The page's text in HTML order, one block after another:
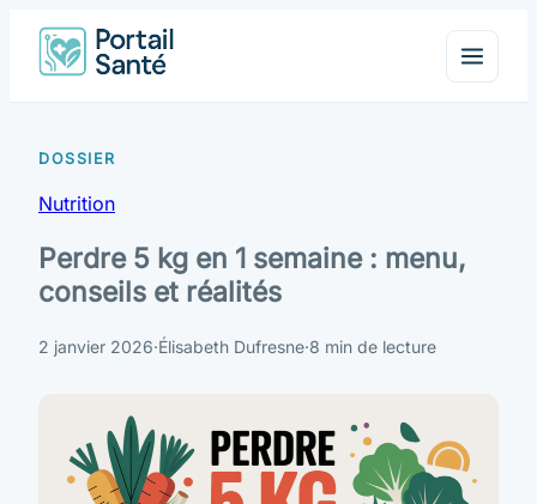
Nutrition
Perdre 5 kg en 1 semaine : menu,
conseils et réalités
2 janvier 2026·Élisabeth Dufresne·8 min de lecture